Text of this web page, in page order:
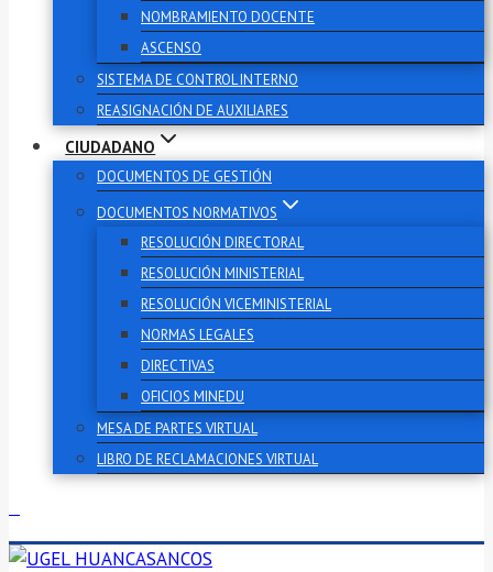
NOMBRAMIENTO DOCENTE
ASCENSO
SISTEMA DE CONTROL INTERNO
REASIGNACIÓN DE AUXILIARES
CIUDADANO
DOCUMENTOS DE GESTIÓN
DOCUMENTOS NORMATIVOS
RESOLUCIÓN DIRECTORAL
RESOLUCIÓN MINISTERIAL
RESOLUCIÓN VICEMINISTERIAL
NORMAS LEGALES
DIRECTIVAS
OFICIOS MINEDU
MESA DE PARTES VIRTUAL
LIBRO DE RECLAMACIONES VIRTUAL